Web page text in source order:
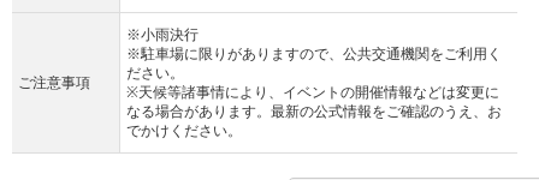
ご注意事項
※小雨決行
※駐車場に限りがありますので、公共交通機関をご利用く
ださい。
※天候等諸事情により、イベントの開催情報などは変更に
なる場合があります。最新の公式情報をご確認のうえ、お
でかけください。